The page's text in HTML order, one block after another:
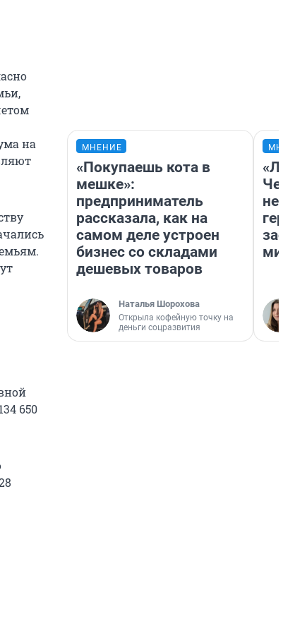
на
650
МНЕНИЕ
«Покупаешь кота в
мешке»:
предприниматель
рассказала, как на
самом деле устроен
бизнес со складами
дешевых товаров
Наталья Шорохова
Открыла кофейную точку на
деньги соцразвития
Чем
герои